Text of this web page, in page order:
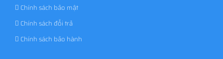
Chính sách bảo mật
Chính sách đổi trả
Chính sách bảo hành